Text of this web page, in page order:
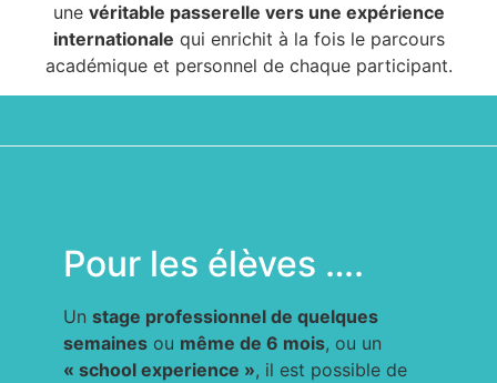
une véritable passerelle vers une expérience
internationale qui enrichit à la fois le parcours
académique et personnel de chaque participant.
Pour les élèves ….
Unstage professionnel de quelques
semaines ou même de 6 mois, ou un
« school experience », il est possible de